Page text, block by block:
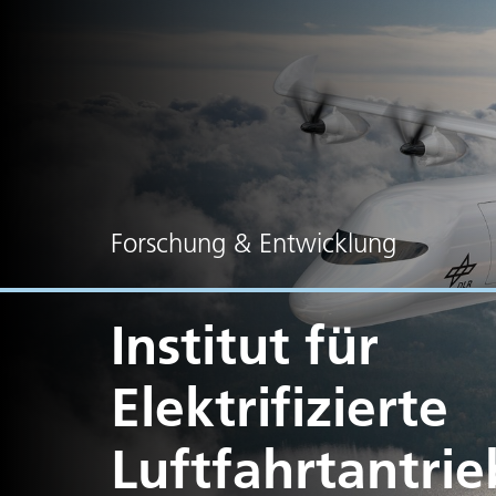
Forschung & Entwicklung
Institut für
Elektrifizierte